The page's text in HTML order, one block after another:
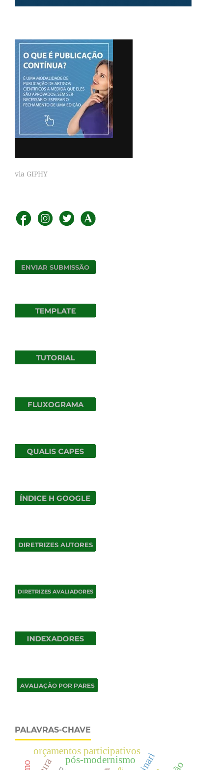
via GIPHY
ENVIAR SUBMISSÃO
PALAVRAS-CHAVE
pós-modernismo
orçamentos participativos